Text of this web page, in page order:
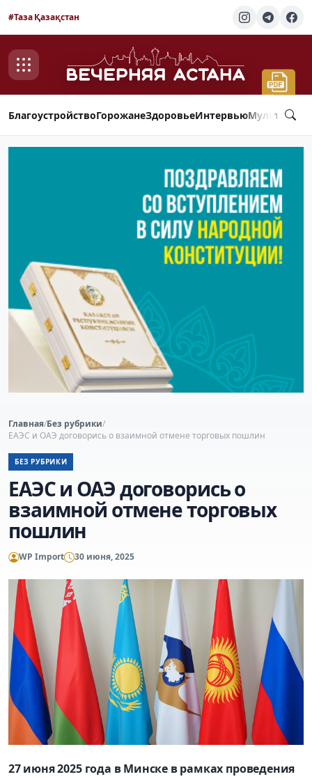
#Таза Қазақстан
БлагоустройствоГорожанеЗдоровьеИнтервью
Главная/Без рубрики/
ЕАЭС и ОАЭ договорись о взаимной отмене торговых пошлин
БЕЗ РУБРИКИ
ЕАЭС и ОАЭ договорись о
взаимной отмене торговых
пошлин
WP Import 30 июня, 2025
27 июня 2025 года в Минске в рамках проведения